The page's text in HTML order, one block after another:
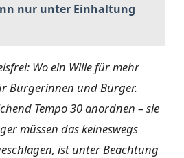
nur unter Einhaltung
Wo ein Wille für mehr
Bürgerinnen und Bürger.
Tempo 30 anordnen – sie
müssen das keineswegs
ist unter Beachtung